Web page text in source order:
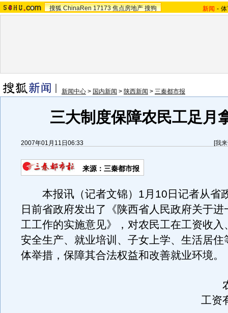
搜狐 ChinaRen 17173 焦点房地产 搜狗 新闻 -
新闻中心 > 国内新闻 > 陕西新闻 > 三秦都市报
三大制度保障农民工足月
2007年01月11日06:33 [我
来源：三秦都市报
本报讯（记者文锦）1月10日记者从省
日前省政府发出了《陕西省人民政府关于进
工工作的实施意见》，对农民工在工资收入
安全生产、就业培训、子女上学、生活居住
体举措，保障其合法权益和改善就业环境。
农
工资